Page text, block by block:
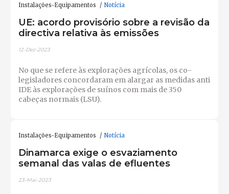
Instalações-Equipamentos Notícia
UE: acordo provisório sobre a revisão da
directiva relativa às emissões
12-Dez-2023
No que se refere às explorações agrícolas, os co-
legisladores concordaram em alargar as medidas anti
IDE às explorações de suínos com mais de 350
cabeças normais (LSU).
Instalações-Equipamentos Notícia
Dinamarca exige o esvaziamento
semanal das valas de efluentes
23-Mai-2023